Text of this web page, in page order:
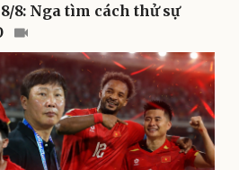
Giá vàng
Tiêu dùng
Tỷ giá
Chứng khoán
Giá cà phê
8: Nga tìm cách thử sự